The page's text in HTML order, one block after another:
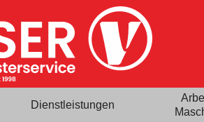
Dienstleistungen